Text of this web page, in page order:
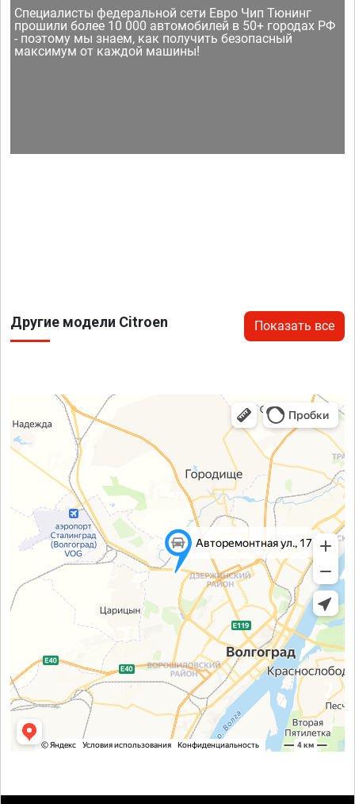
Специалисты федеральной сети Евро Чип Тюнинг
прошили более 10 000 автомобилей в 50+ городах РФ
- поэтому мы знаем, как получить безопасный
максимум от каждой машины!
Другие модели Citroen Показать все